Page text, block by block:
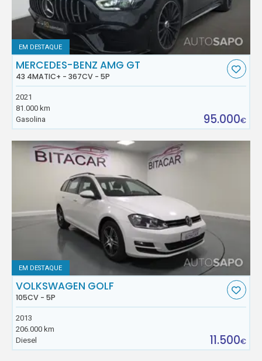
EM DESTAQUE
MERCEDES-BENZ AMG GT
43 4MATIC+ - 367CV - 5P
2021
81.000 km
Gasolina
95.000€
EM DESTAQUE
VOLKSWAGEN GOLF
105CV - 5P
2013
206.000 km
Diesel
11.500€